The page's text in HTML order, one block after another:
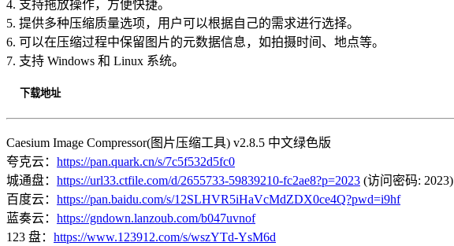
4. 支持拖放操作，方便快捷。
5. 提供多种压缩质量选项，用户可以根据自己的需求进行选择。
6. 可以在压缩过程中保留图片的元数据信息，如拍摄时间、地点等。
7. 支持 Windows 和 Linux 系统。
下载地址
Caesium Image Compressor(图片压缩工具) v2.8.5 中文绿色版
夸克云： https://pan.quark.cn/s/7c5f532d5fc0
城通盘： https://url33.ctfile.com/d/2655733-59839210-fc2ae8?p=2023 (访问密码: 2023)
百度云： https://pan.baidu.com/s/12SLHVR5iHaVcMdZDX0ce4Q?pwd=i9hf
蓝奏云： https://gndown.lanzoub.com/b047uvnof
123 盘： https://www.123912.com/s/wszYTd-YsM6d